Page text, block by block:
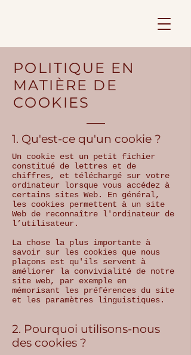
POLITIQUE EN
MATIÈRE DE
COOKIES
1. Qu'est-ce qu'un cookie ?
Un cookie est un petit fichier
constitué de lettres et de
chiffres, et téléchargé sur votre
ordinateur lorsque vous accédez à
certains sites Web. En général,
les cookies permettent à un site
Web de reconnaître l'ordinateur de
l’utilisateur.
La chose la plus importante à
savoir sur les cookies que nous
plaçons est qu'ils servent à
améliorer la convivialité de notre
site web, par exemple en
mémorisant les préférences du site
et les paramètres linguistiques.
2. Pourquoi utilisons-nous
des cookies ?